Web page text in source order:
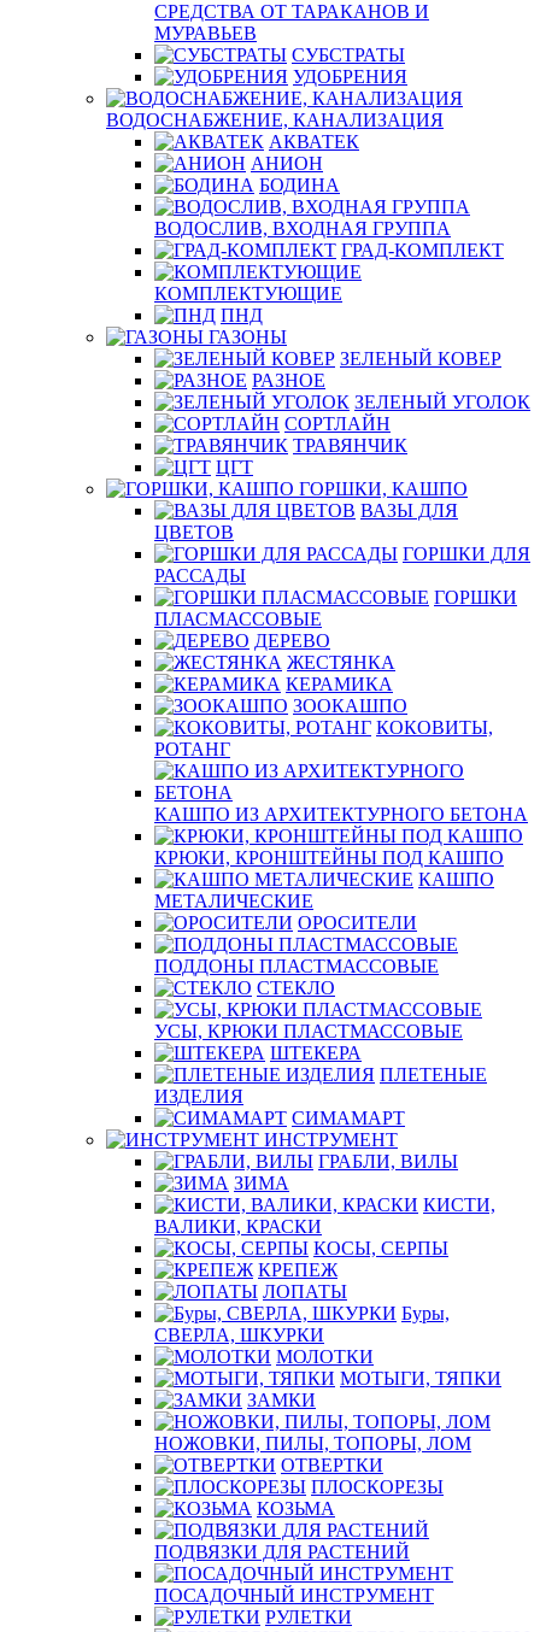
СРЕДСТВА ОТ ТАРАКАНОВ И
МУРАВЬЕВ
СУБСТРАТЫ
УДОБРЕНИЯ
ВОДОСНАБЖЕНИЕ, КАНАЛИЗАЦИЯ
АКВАТЕК
АНИОН
БОДИНА
ВОДОСЛИВ, ВХОДНАЯ ГРУППА
ГРАД-КОМПЛЕКТ
КОМПЛЕКТУЮЩИЕ
ПНД
ГАЗОНЫ
ЗЕЛЕНЫЙ КОВЕР
РАЗНОЕ
ЗЕЛЕНЫЙ УГОЛОК
СОРТЛАЙН
ТРАВЯНЧИК
ЦГТ
ГОРШКИ, КАШПО
ВАЗЫ ДЛЯ
ЦВЕТОВ
ГОРШКИ ДЛЯ
РАССАДЫ
ГОРШКИ
ПЛАСМАССОВЫЕ
ДЕРЕВО
ЖЕСТЯНКА
КЕРАМИКА
ЗООКАШПО
КОКОВИТЫ,
РОТАНГ
КАШПО ИЗ АРХИТЕКТУРНОГО БЕТОНА
КРЮКИ, КРОНШТЕЙНЫ ПОД КАШПО
КАШПО
МЕТАЛИЧЕСКИЕ
ОРОСИТЕЛИ
ПОДДОНЫ ПЛАСТМАССОВЫЕ
СТЕКЛО
УСЫ, КРЮКИ ПЛАСТМАССОВЫЕ
ШТЕКЕРА
ПЛЕТЕНЫЕ
ИЗДЕЛИЯ
СИМАМАРТ
ИНСТРУМЕНТ
ГРАБЛИ, ВИЛЫ
ЗИМА
КИСТИ,
ВАЛИКИ, КРАСКИ
КОСЫ, СЕРПЫ
КРЕПЕЖ
ЛОПАТЫ
Буры,
СВЕРЛА, ШКУРКИ
МОЛОТКИ
МОТЫГИ, ТЯПКИ
ЗАМКИ
НОЖОВКИ, ПИЛЫ, ТОПОРЫ, ЛОМ
ОТВЕРТКИ
ПЛОСКОРЕЗЫ
КОЗЬМА
ПОДВЯЗКИ ДЛЯ РАСТЕНИЙ
ПОСАДОЧНЫЙ ИНСТРУМЕНТ
РУЛЕТКИ